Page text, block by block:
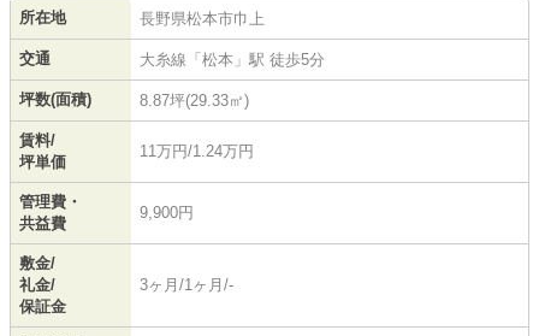
所在地 長野県松本市巾上
交通 大糸線 「 松本 」駅 徒歩5分
坪数(面積) 8.87坪(29.33㎡)
賃料/
坪単価
11万円/1.24万円
管理費・
共益費
9,900円
敷金/
礼金/
保証金
3ヶ月/1ヶ月/-